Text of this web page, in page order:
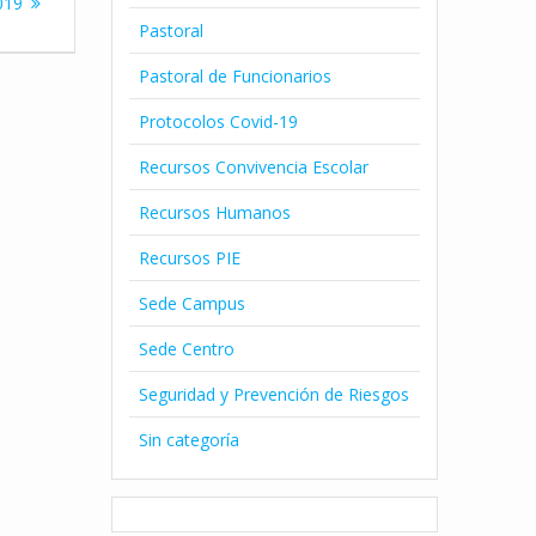
Pastoral
Pastoral de Funcionarios
Protocolos Covid-19
Recursos Convivencia Escolar
Recursos Humanos
Recursos PIE
Sede Campus
Sede Centro
Seguridad y Prevención de Riesgos
Sin categoría